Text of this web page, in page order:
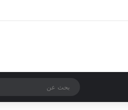
مقال عشوائي